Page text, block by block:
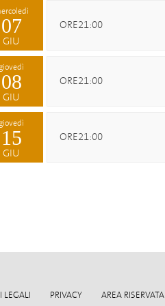
07
GIU
ORE21:00
08
GIU
ORE21:00
15
GIU
ORE21:00
LEGALI PRIVACY AREA RISERVATA